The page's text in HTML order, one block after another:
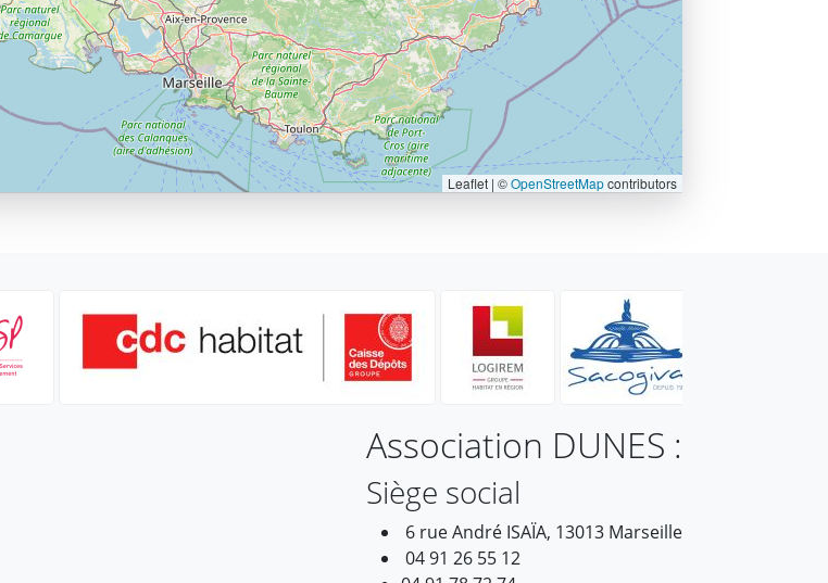
Leaflet | ©OpenStreetMapcontributors
Association DUNES :
Siège social
6 rue André ISAÏA, 13013 Marseille
04 91 26 55 12